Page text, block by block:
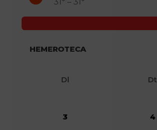
HEMEROTECA
Dl Dt
3
4